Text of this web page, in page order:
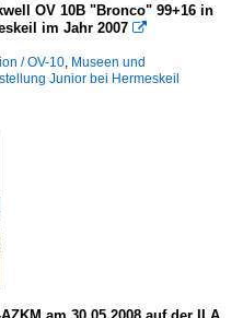
OV 10B "Bronco" 99+16 in
im Jahr 2007 
/ OV-10, Museen und
Junior bei Hermeskeil